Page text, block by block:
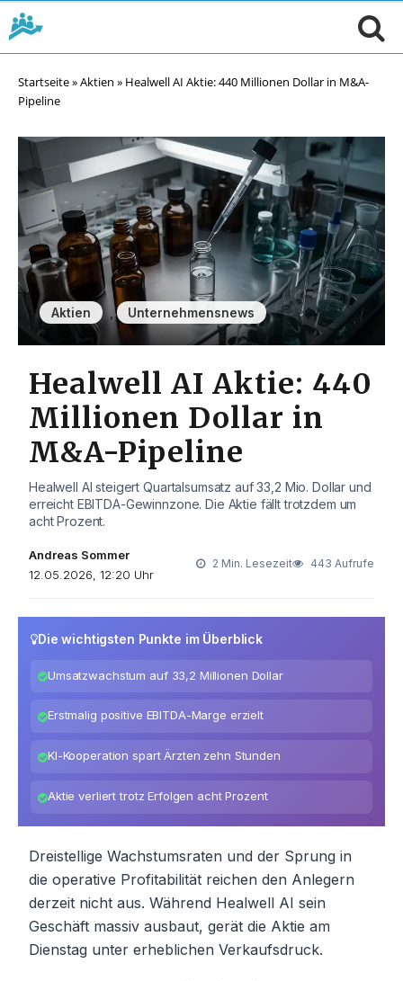
Startseite»Aktien » Healwell AI Aktie: 440 Millionen Dollar in M&A-
Pipeline
Aktien , Unternehmensnews
Healwell AI Aktie: 440
Millionen Dollar in
M&A-Pipeline
Healwell AI steigert Quartalsumsatz auf 33,2 Mio. Dollar und
erreicht EBITDA-Gewinnzone. Die Aktie fällt trotzdem um
acht Prozent.
Andreas Sommer
12.05.2026, 12:20 Uhr
2 Min. Lesezeit 443 Aufrufe
Die wichtigsten Punkte im Überblick
Umsatzwachstum auf 33,2 Millionen Dollar
Erstmalig positive EBITDA-Marge erzielt
KI-Kooperation spart Ärzten zehn Stunden
Aktie verliert trotz Erfolgen acht Prozent
Dreistellige Wachstumsraten und der Sprung in
die operative Profitabilität reichen den Anlegern
derzeit nicht aus. Während Healwell AI sein
Geschäft massiv ausbaut, gerät die Aktie am
Dienstag unter erheblichen Verkaufsdruck.